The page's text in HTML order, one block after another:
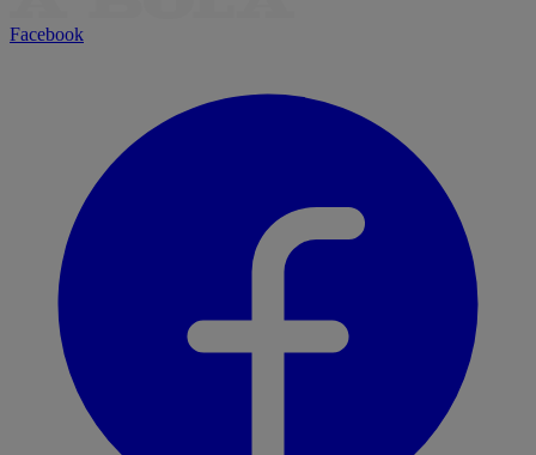
Facebook